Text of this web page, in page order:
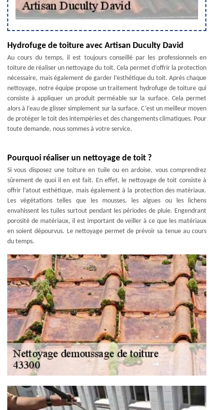
Hydrofuge de toiture avec Artisan Duculty David
Au cours du temps, il est toujours conseillé par les professionnels en
toiture de réaliser un nettoyage du toit. Cela permet d’offrir la protection
nécessaire, mais également de garder l’esthétique du toit. Après chaque
nettoyage, notre équipe propose un traitement hydrofuge de toiture qui
consiste à appliquer un produit perméable sur la surface. Cela permet
alors à l’eau de glisser simplement sur la surface. C’est un meilleur moyen
de protéger le toit des intempéries et des changements climatiques. Pour
toute demande, nous sommes à votre service.
Pourquoi réaliser un nettoyage de toit ?
Si vous disposez une toiture en tuile ou en ardoise, vous comprendrez
sûrement de quoi il en est fait. En effet, le nettoyage de toit consiste à
offrir l’atout esthétique, mais également à la protection des matériaux.
Les végétations telles que les mousses, les algues ou les lichens
envahissent les tuiles surtout pendant les périodes de pluie. Engendrant
porosité de matériaux, il est important de veiller à ce que les matériaux
en soient dépourvus. Le nettoyage permet de prévoir sa tenue au cours
du temps.